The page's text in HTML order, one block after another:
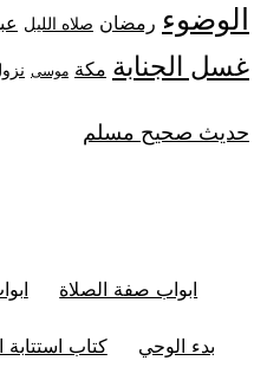
الوضوء رمضان صلاه الليل
غسل الجنابة مكة موسى
حديث صحيح مسلم
ابواب صفة الصلاة
بدء الوحي كتاب استتابة